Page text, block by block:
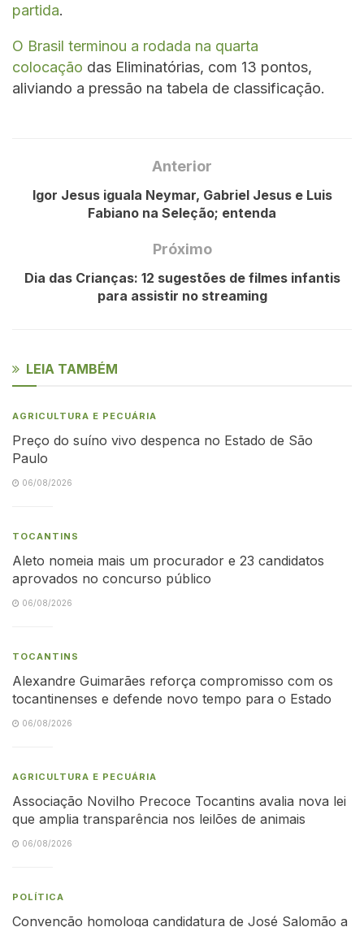
partida.
O Brasil terminou a rodada na quarta
colocação das Eliminatórias, com 13 pontos,
aliviando a pressão na tabela de classificação.
Anterior
Igor Jesus iguala Neymar, Gabriel Jesus e Luis
Fabiano na Seleção; entenda
Próximo
Dia das Crianças: 12 sugestões de filmes infantis
para assistir no streaming
LEIA TAMBÉM
AGRICULTURA E PECUÁRIA
Preço do suíno vivo despenca no Estado de São
Paulo
06/08/2026
TOCANTINS
Aleto nomeia mais um procurador e 23 candidatos
aprovados no concurso público
06/08/2026
TOCANTINS
Alexandre Guimarães reforça compromisso com os
tocantinenses e defende novo tempo para o Estado
06/08/2026
AGRICULTURA E PECUÁRIA
Associação Novilho Precoce Tocantins avalia nova lei
que amplia transparência nos leilões de animais
06/08/2026
POLÍTICA
Convenção homologa candidatura de José Salomão a